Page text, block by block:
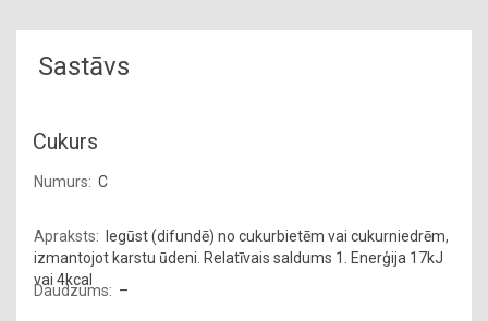
Sastāvs
Cukurs
C
Iegūst (difundē) no cukurbietēm vai cukurniedrēm,
izmantojot karstu ūdeni. Relatīvais saldums 1. Enerģija 17kJ
vai 4kcal
–